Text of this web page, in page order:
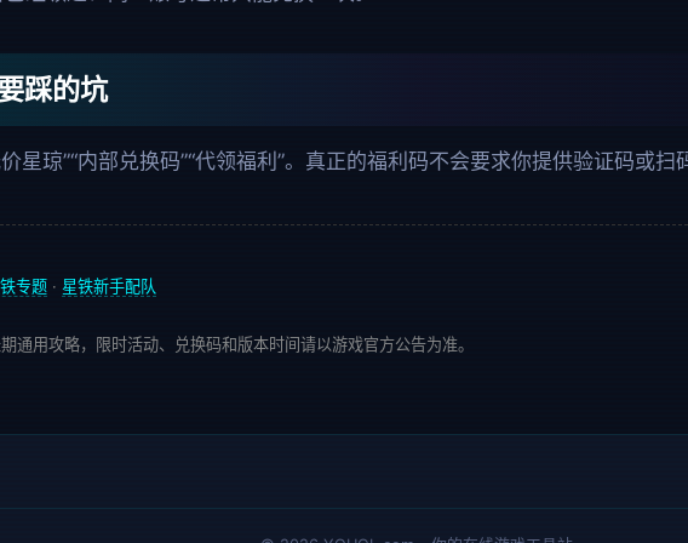
踩的坑
星琼”“内部兑换码”“代领福利”。真正的福利码不会要求你提供验证码或扫
专题 · 星铁新手配队
通用攻略，限时活动、兑换码和版本时间请以游戏官方公告为准。